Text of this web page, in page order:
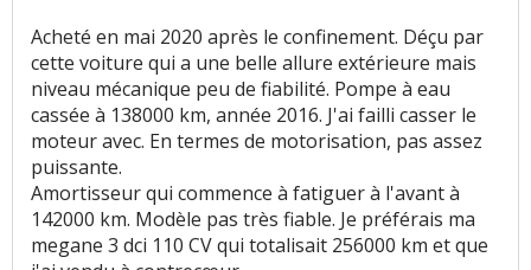
Acheté en mai 2020 après le confinement. Déçu par
cette voiture qui a une belle allure extérieure mais
niveau mécanique peu de fiabilité. Pompe à eau
cassée à 138000 km, année 2016. J'ai failli casser le
moteur avec. En termes de motorisation, pas assez
puissante.
Amortisseur qui commence à fatiguer à l'avant à
142000 km. Modèle pas très fiable. Je préférais ma
megane 3 dci 110 CV qui totalisait 256000 km et que